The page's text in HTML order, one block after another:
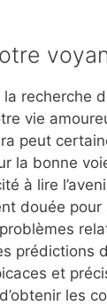
recherche
vie
peut
la bonne
à lire
douée
prédictions
et
les